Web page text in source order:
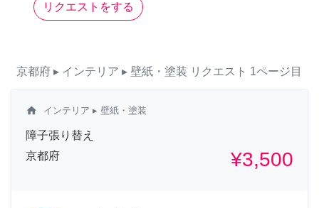
リクエストをする
京都府 ▸ インテリア ▸ 壁紙・塗装 リクエスト 1ページ目
home インテリア ▸ 壁紙・塗装
障子張り替え
京都府
¥3,500